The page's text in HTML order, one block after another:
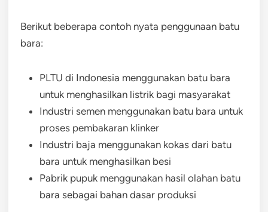
Berikut beberapa contoh nyata penggunaan batu
bara:
PLTU di Indonesia menggunakan batu bara
untuk menghasilkan listrik bagi masyarakat
Industri semen menggunakan batu bara untuk
proses pembakaran klinker
Industri baja menggunakan kokas dari batu
bara untuk menghasilkan besi
Pabrik pupuk menggunakan hasil olahan batu
bara sebagai bahan dasar produksi